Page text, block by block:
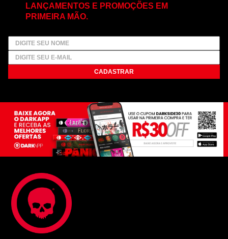
LANÇAMENTOS E PROMOÇÕES EM
PRIMEIRA MÃO.
CADASTRAR